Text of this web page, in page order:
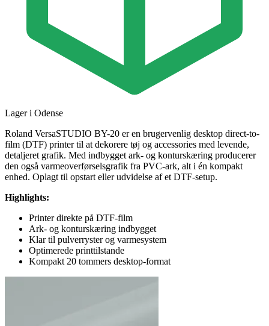
Lager i Odense
Roland VersaSTUDIO BY-20 er en brugervenlig desktop direct-to-
film (DTF) printer til at dekorere tøj og accessories med levende,
detaljeret grafik. Med indbygget ark- og konturskæring producerer
den også varmeoverførselsgrafik fra PVC-ark, alt i én kompakt
enhed. Oplagt til opstart eller udvidelse af et DTF-setup.
Highlights:
Printer direkte på DTF-film
Ark- og konturskæring indbygget
Klar til pulverryster og varmesystem
Optimerede printtilstande
Kompakt 20 tommers desktop-format